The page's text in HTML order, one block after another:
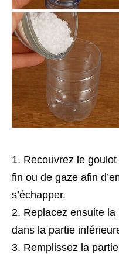
Recouvrez le
fin ou de gaze afin
s’échapper.
Replacez ensuite la
dans la partie
Remplissez la